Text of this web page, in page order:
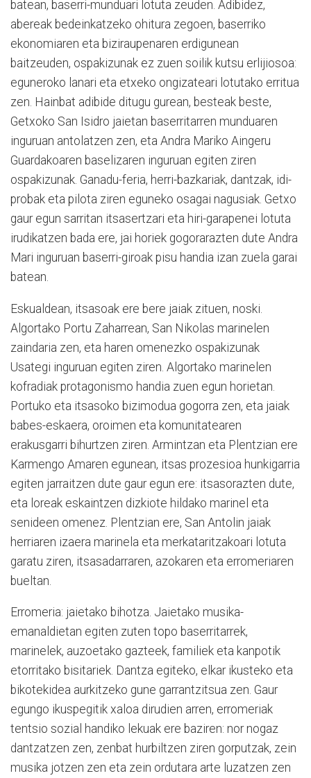
batean, baserri-munduari lotuta zeuden. Adibidez,
abereak bedeinkatzeko ohitura zegoen, baserriko
ekonomiaren eta biziraupenaren erdigunean
baitzeuden, ospakizunak ez zuen soilik kutsu erlijiosoa:
eguneroko lanari eta etxeko ongizateari lotutako erritua
zen. Hainbat adibide ditugu gurean, besteak beste,
Getxoko San Isidro jaietan baserritarren munduaren
inguruan antolatzen zen, eta Andra Mariko Aingeru
Guardakoaren baselizaren inguruan egiten ziren
ospakizunak. Ganadu-feria, herri-bazkariak, dantzak, idi-
probak eta pilota ziren eguneko osagai nagusiak. Getxo
gaur egun sarritan itsasertzari eta hiri-garapenei lotuta
irudikatzen bada ere, jai horiek gogorarazten dute Andra
Mari inguruan baserri-giroak pisu handia izan zuela garai
batean.
Eskualdean, itsasoak ere bere jaiak zituen, noski.
Algortako Portu Zaharrean, San Nikolas marinelen
zaindaria zen, eta haren omenezko ospakizunak
Usategi inguruan egiten ziren. Algortako marinelen
kofradiak protagonismo handia zuen egun horietan.
Portuko eta itsasoko bizimodua gogorra zen, eta jaiak
babes-eskaera, oroimen eta komunitatearen
erakusgarri bihurtzen ziren. Armintzan eta Plentzian ere
Karmengo Amaren egunean, itsas prozesioa hunkigarria
egiten jarraitzen dute gaur egun ere: itsasorazten dute,
eta loreak eskaintzen dizkiote hildako marinel eta
senideen omenez. Plentzian ere, San Antolin jaiak
herriaren izaera marinela eta merkataritzakoari lotuta
garatu ziren, itsasadarraren, azokaren eta erromeriaren
bueltan.
Erromeria: jaietako bihotza. Jaietako musika-
emanaldietan egiten zuten topo baserritarrek,
marinelek, auzoetako gazteek, familiek eta kanpotik
etorritako bisitariek. Dantza egiteko, elkar ikusteko eta
bikotekidea aurkitzeko gune garrantzitsua zen. Gaur
egungo ikuspegitik xaloa dirudien arren, erromeriak
tentsio sozial handiko lekuak ere baziren: nor nogaz
dantzatzen zen, zenbat hurbiltzen ziren gorputzak, zein
musika jotzen zen eta zein ordutara arte luzatzen zen